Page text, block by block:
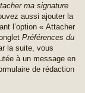
ma signature
aussi ajouter la
l’option « Attacher
Préférences du
la suite, vous
à un message en
de rédaction